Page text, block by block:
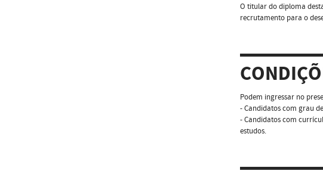
O titular do diploma
recrutamento para o
Podem ingressar no
- Candidatos com grau
- Candidatos com
estudos.